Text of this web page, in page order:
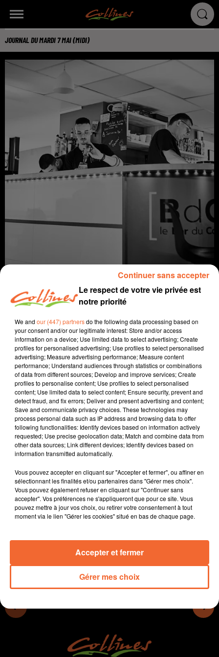
JOURNAL DU MARDI 7 MAI (MIDI)
info
7 mai 2024 - 10 min 44 sec
JOURNAL DU MARDI 7 MAI (MIDI)
Fabien Gazeau
L'info près de chez vous
Présenté par Fabien Gazeau
- 43 ans après ses débuts, le salon de peinture de
Bressuire est toujours là
- Les rencontres annuelles Les Fous du Bois se
décentralisent à St Sauveur
- A Nueil-les-Aubiers, le Bar du Coin fête son premier
anniversaire ce soir (photo)
- Le Château de St Mesmin sera très animé ce WE
autour des défis médiévaux à l'heure des JO
Le respect de votre vie privée est
notre priorité
We and our (447) partnersdo the following data processing based on
your consent and/or our legitimate interest: Store and/or access
information on a device; Use limited data to select advertising; Create
profiles for personalised advertising; Use profiles to select personalised
advertising; Measure advertising performance; Measure content
performance; Understand audiences through statistics or combinations
of data from different sources; Develop and improve services; Create
profiles to personalise content; Use profiles to select personalised
content; Use limited data to select content; Ensure security, prevent and
detect fraud, and fix errors; Deliver and present advertising and content;
Save and communicate privacy choices. These technologies may
process personal data such as IP address and browsing data to offer
following functionalities: Identify devices based on information actively
requested; Use precise geolocation data; Match and combine data from
other data sources; Link different devices; Identify devices based on
information transmitted automatically.
Vous pouvez accepter en cliquant sur "Accepter et fermer", ou affiner en
sélectionnant les finalités et/ou partenaires dans "Gérer mes choix".
Vous pouvez également refuser en cliquant sur "Continuer sans
accepter". Vos préférences ne s'appliqueront que pour ce site. Vous
pouvez mettre à jour vos choix, ou retirer votre consentement à tout
moment via le lien "Gérer les cookies" situé en bas de chaque page.
Gérer mes choix
Accepter et fermer
Continuer sans accepter